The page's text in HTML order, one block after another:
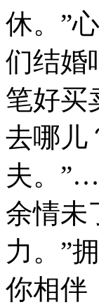
休。”
们结婚
笔好买
去哪儿
夫。
余情未
力。”
你相